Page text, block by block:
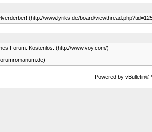
(http://www.lyriks.de/board/
Forum. Kostenlos. (http://www.voy.com/)
Powered by vBulletin®